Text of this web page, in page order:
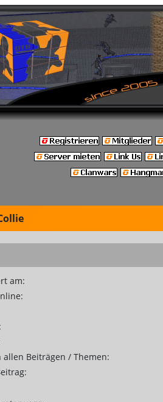
am:
allen Beiträgen / Themen: